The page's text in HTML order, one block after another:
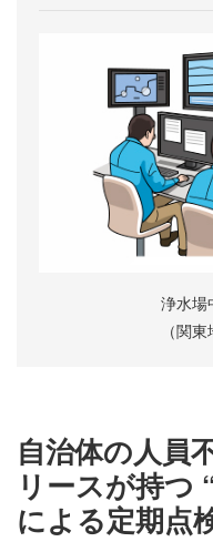
浄水場
（関
自治体の人員
リースが持つ
による定期点